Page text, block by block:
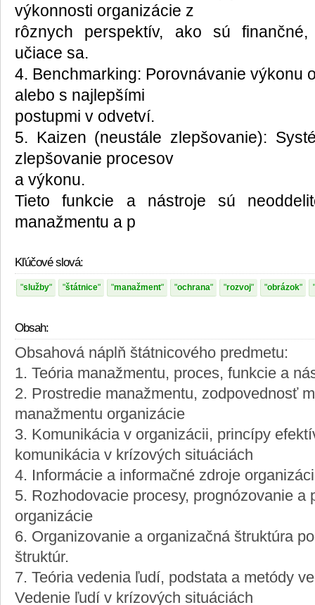
výkonnosti organizácie z
rôznych perspektív, ako sú
učiace sa.
4. Benchmarking: Porovnávanie výkonu
alebo s najlepšími
postupmi v odvetví.
5. Kaizen (neustále zlepšovanie):
zlepšovanie procesov
a výkonu.
Tieto funkcie a nástroje sú
manažmentu a p
Kľúčové slová:
služby štátnice manažment ochrana rozvoj obrázok
Obsah:
Obsahová náplň štátnicového predmetu:
1. Teória manažmentu, proces, funkcie a
2. Prostredie manažmentu, zodpovednosť
manažmentu organizácie
3. Komunikácia v organizácii, princípy
komunikácia v krízových situáciách
4. Informácie a informačné zdroje
5. Rozhodovacie procesy, prognózovanie a
organizácie
6. Organizovanie a organizačná štruktúra
štruktúr.
7. Teória vedenia ľudí, podstata a metódy
Vedenie ľudí v krízových situáciách